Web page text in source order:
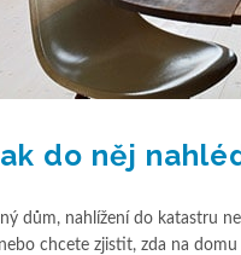
do něj
dům, nahlížení do katastru
chcete zjistit, zda na